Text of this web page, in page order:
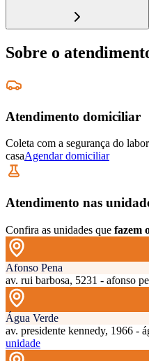
Sobre o
Atendimento domiciliar
Coleta com a segurança do
casaAgendar domiciliar
Atendimento nas
Confira as unidades que fazem
Afonso Pena
av. rui barbosa, 5231 - afonso
Água Verde
av. presidente kennedy, 1966 -
unidade